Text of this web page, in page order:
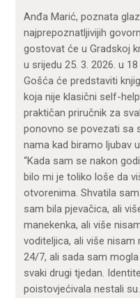
Anđa Marić, poznata
najprepoznatljivijih
gostovat će u Gradskoj
u srijedu 25. 3. 2026. u
Gošća će predstaviti
koja nije klasični self-
praktičan priručnik za
ponovno se povezati sa
nama kad biramo ljubav
“Kada sam se nakon
bilo mi je toliko loše da
otvorenima. Shvatila
sam bila pjevačica, ali
manekenka, ali više
voditeljica, ali više
24/7, ali sada sam
svaki drugi tjedan.
poistovjećivala nestali